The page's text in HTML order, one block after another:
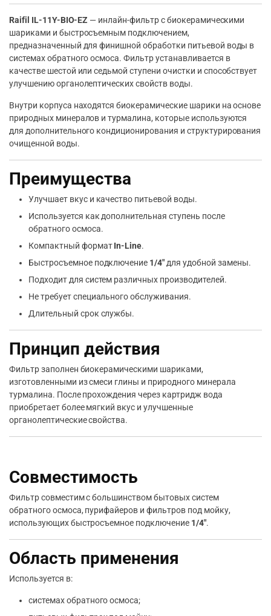
Raifil IL-11Y-BIO-EZ — инлайн-фильтр с биокерамическими
шариками и быстросъемным подключением,
предназначенный для финишной обработки питьевой воды в
системах обратного осмоса. Фильтр устанавливается в
качестве шестой или седьмой ступени очистки и способствует
улучшению органолептических свойств воды.
Внутри корпуса находятся биокерамические шарики на основе
природных минералов и турмалина, которые используются
для дополнительного кондиционирования и структурирования
очищенной воды.
Преимущества
Улучшает вкус и качество питьевой воды.
Используется как дополнительная ступень после
обратного осмоса.
Компактный форматIn-Line.
Быстросъемное подключение 1/4″для удобной замены.
Подходит для систем различных производителей.
Не требует специального обслуживания.
Длительный срок службы.
Принцип действия
Фильтр заполнен биокерамическими шариками,
изготовленными из смеси глины и природного минерала
турмалина. После прохождения через картридж вода
приобретает более мягкий вкус и улучшенные
органолептические свойства.
Совместимость
Фильтр совместим с большинством бытовых систем
обратного осмоса, пурифайеров и фильтров под мойку,
использующих быстросъемное подключение 1/4″.
Область применения
Используется в:
системах обратного осмоса;